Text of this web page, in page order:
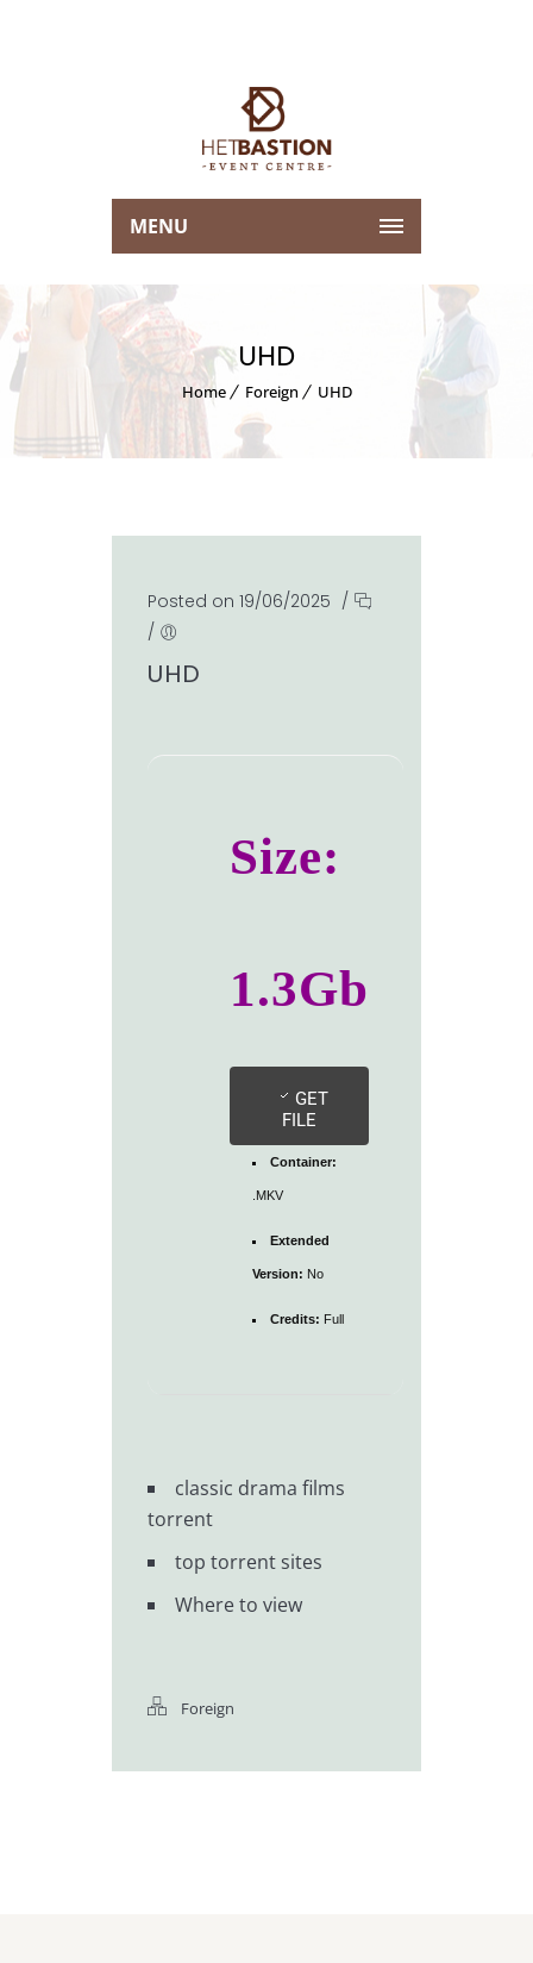
MENU
UHD
Home Foreign UHD
Posted on 19/06/2025 /
/
UHD
Size:
1.3Gb
GET
FILE
Container:
.MKV
Extended
Version: No
Credits: Full
classic drama films
torrent
top torrent sites
Where to view
Foreign